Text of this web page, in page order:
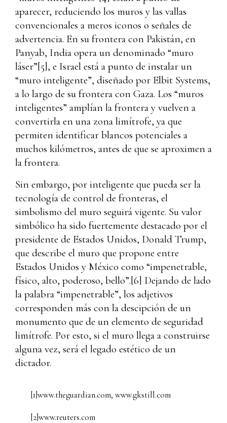
aparecer, reduciendo los muros y las vallas
convencionales a meros iconos o señales de
advertencia. En su frontera con Pakistán, en
Panyab, India opera un denominado “muro
láser”[5], e Israel está a punto de instalar un
“muro inteligente”, diseñado por Elbit Systems,
a lo largo de su frontera con Gaza. Los “muros
inteligentes” amplían la frontera y vuelven a
convertirla en una zona limítrofe, ya que
permiten identificar blancos potenciales a
muchos kilómetros, antes de que se aproximen a
la frontera.
Sin embargo, por inteligente que pueda ser la
tecnología de control de fronteras, el
simbolismo del muro seguirá vigente. Su valor
simbólico ha sido fuertemente destacado por el
presidente de Estados Unidos, Donald Trump,
que describe el muro que propone entre
Estados Unidos y México como “impenetrable,
físico, alto, poderoso, bello”.[6] Dejando de lado
la palabra “impenetrable”, los adjetivos
corresponden más con la descipción de un
monumento que de un elemento de seguridad
limítrofe. Por esto, si el muro llega a construirse
alguna vez, será el legado estético de un
dictador.
[1]www.theguardian.com, www.gkstill.com
[2]www.reuters.com